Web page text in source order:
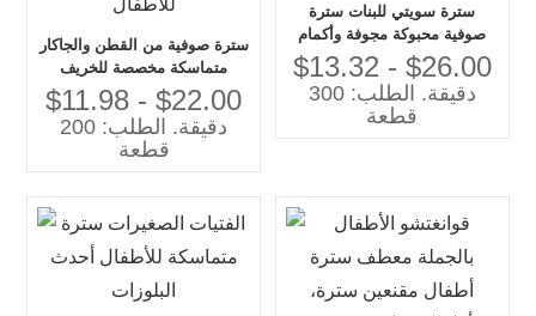
سترة صوفية من القطن والجاكار
متماسكة مخصصة للخريف
والشتاء للفتيات بنمط الأزهار وزر
إغلاق للأطفال
$11.98 - $22.00
دقيقة. الطلب: 200
قطعة
سترة سويتي للبنات سترة
صوفية محبوكة مجوفة وأكمام
فانوس للفتيات الصغيرات
$13.32 - $26.00
دقيقة. الطلب: 300
قطعة